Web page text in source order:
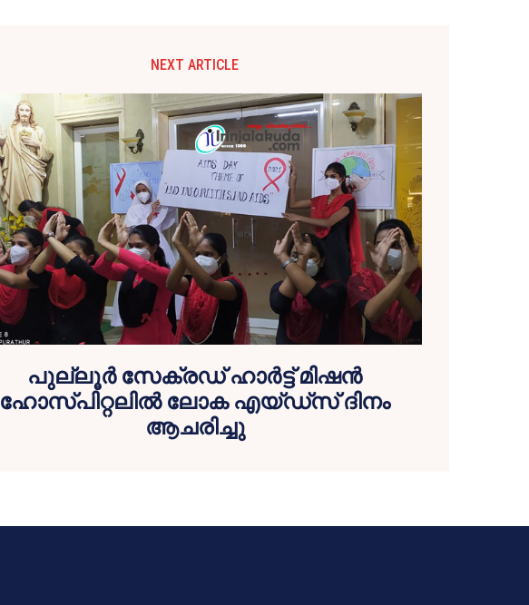
NEXT ARTICLE
പുല്ലൂർ സേക്രഡ് ഹാർട്ട് മിഷൻ
ഹോസ്പിറ്റലിൽ ലോക എയ്ഡ്സ് ദിനം
ആചരിച്ചു